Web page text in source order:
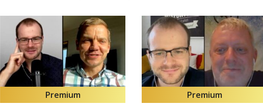
Premium Premium